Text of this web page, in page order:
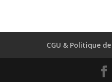
CGU & Politique